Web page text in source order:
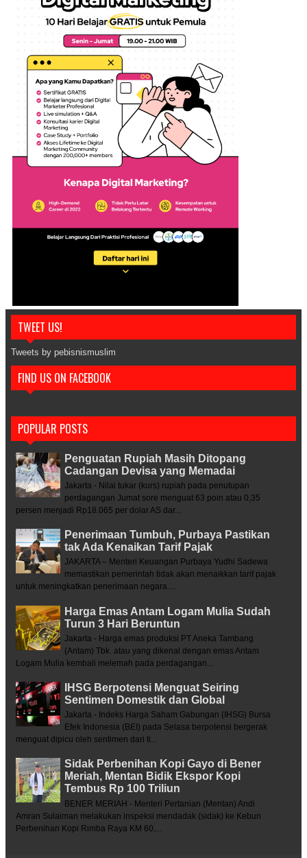
TWEET US!
Tweets by pebisnismuslim
FIND US ON FACEBOOK
POPULAR POSTS
Penguatan Rupiah Masih Ditopang
Cadangan Devisa yang Memadai
Jakarta - Nilai tukar (kurs) rupiah pada penutupan
perdagangan Jumat sore menguat 63 poin atau 0,35
persen menjadi Rp18.065 per dolar AS dar...
Penerimaan Tumbuh, Purbaya Pastikan
tak Ada Kenaikan Tarif Pajak
JAKARTA – Menteri Keuangan Purbaya Yudhi Sadewa
memastikan pemerintah tidak akan menaikkan tarif pajak
untuk meningkatkan penerimaan negara....
Harga Emas Antam Logam Mulia Sudah
Turun 3 Hari Beruntun
Jakarta - Harga emas produksi PT Aneka Tambang
(Antam) Tbk. atau yang dikenal dengan emas Antam
Logam Mulia kembali melemah pada perdagangan...
IHSG Berpotensi Menguat Seiring
Sentimen Domestik dan Global
Jakarta - Indeks Harga Saham Gabungan (IHSG) Bursa
Efek Indonesia (BEI) pada Selasa berpotensi bergerak
menguat dipicu oleh sentimen dari ti...
Sidak Perbenihan Kopi Gayo di Bener
Meriah, Mentan Bidik Ekspor Kopi
Tembus Rp 100 Triliun
BENER MERIAH - Menteri Pertanian (Mentan) Andi
Amran Sulaiman melakukan inspeksi mendadak (sidak) ke Kebun
Perbenihan Kopi Rimba Raya KM 60,...